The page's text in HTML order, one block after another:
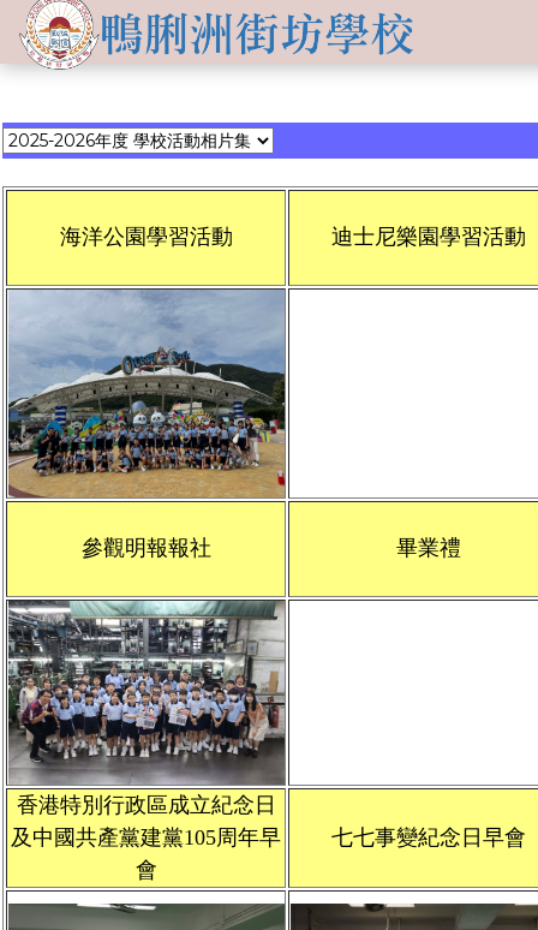
關於
學校簡介
行政架構
學校成員
學校設施
學校計劃及報告
校歌
家長心聲
品德培育
獲獎成就
學生成就
學生投稿
學生佳作
升中派位
教師成就
校友成就
升中派位
領袖培訓
資訊及活動
交流活動
活動相集
升中資訊
校曆表
校車路線
學習資源
Information for
學校支援摘要
School Support Summary
支援非華語同學的措施
入學申請
聯絡我們
海洋公園學習活動 迪士尼樂園學習活動
參觀明報報社 畢業禮
香港特別行政區成立紀念日
及中國共產黨建黨105周年早
會
七七事變紀念日早會